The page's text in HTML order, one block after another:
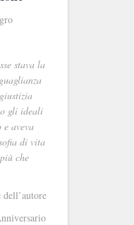
stava la
gli ideali
aveva
di vita
che